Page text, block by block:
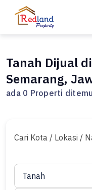
Tanah Dijual
Semarang,
ada 0 Properti
Cari Kota / Lokasi /
Tanah